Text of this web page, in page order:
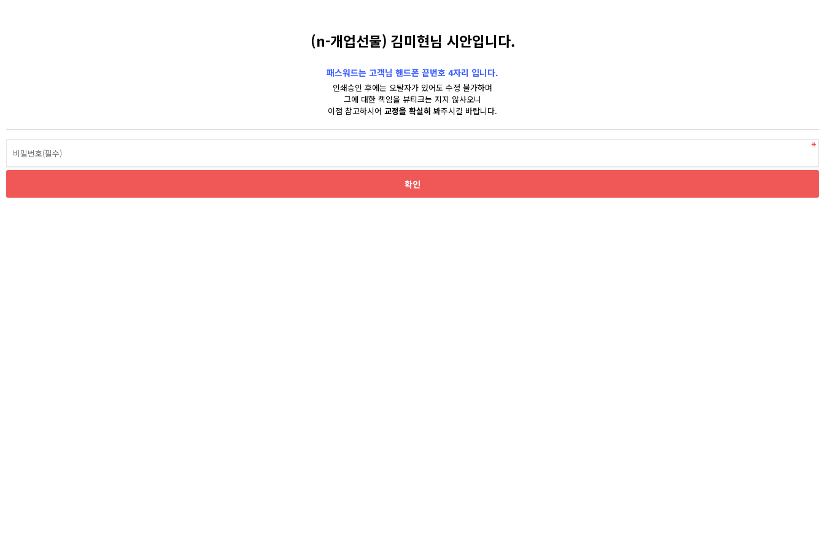
(n-개업선물) 김미현님 시안입니다.
패스워드는 고객님 핸드폰 끝번호 4자리 입니다.
인쇄승인 후에는 오탈자가 있어도 수정 불가하며
그에 대한 책임을 뷰티크는 지지 않사오니
이점 참고하시어 교정을 확실히 봐주시길 바랍니다.